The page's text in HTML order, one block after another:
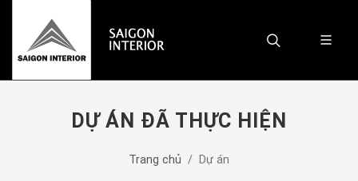
DỰ ÁN ĐÃ THỰC HIỆN
Trang chủ Dự án